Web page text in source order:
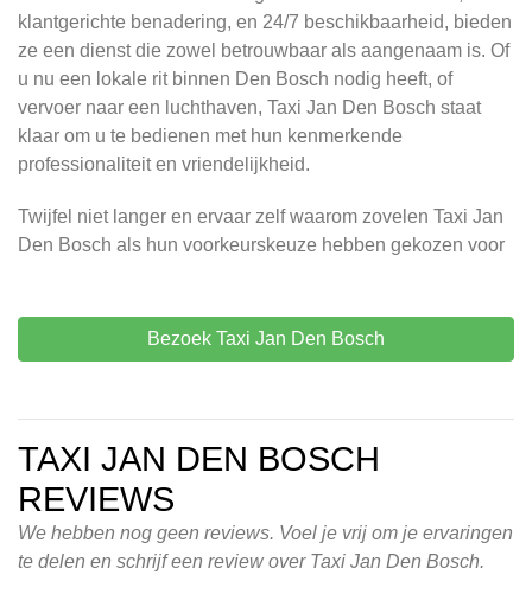
klantgerichte benadering, en 24/7 beschikbaarheid, bieden
ze een dienst die zowel betrouwbaar als aangenaam is. Of
u nu een lokale rit binnen Den Bosch nodig heeft, of
vervoer naar een luchthaven, Taxi Jan Den Bosch staat
klaar om u te bedienen met hun kenmerkende
professionaliteit en vriendelijkheid.
Twijfel niet langer en ervaar zelf waarom zovelen Taxi Jan
Den Bosch als hun voorkeurskeuze hebben gekozen voor
Bezoek Taxi Jan Den Bosch
TAXI JAN DEN BOSCH
REVIEWS
We hebben nog geen reviews. Voel je vrij om je ervaringen
te delen en schrijf een review over Taxi Jan Den Bosch.